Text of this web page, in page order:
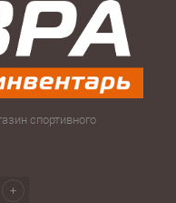
спортивного